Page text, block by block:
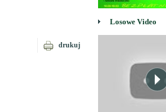
drukuj
Losowe Video